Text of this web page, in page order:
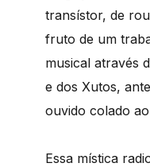
transístor, de
fruto de um
musical através
e dos Xutos,
ouvido colado
Essa mística